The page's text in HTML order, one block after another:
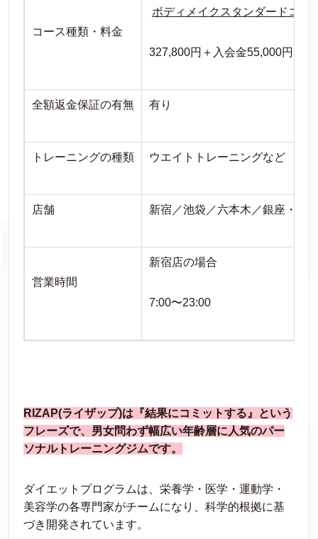
コース種類・料金
ボディメイクスタンダードコー
327,800円＋入会金55,000円
全額返金保証の有無 有り
トレーニングの種類 ウエイトトレーニングなど
店舗 新宿／池袋／六本木／銀座・有
営業時間
新宿店の場合
7:00〜23:00
RIZAP(ライザップ)は『結果にコミットする』という
フレーズで、男女問わず幅広い年齢層に人気のパー
ソナルトレーニングジムです。
ダイエットプログラムは、栄養学・医学・運動学・
美容学の各専門家がチームになり、科学的根拠に基
づき開発されています。